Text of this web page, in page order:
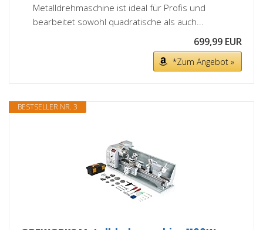
Metalldrehmaschine ist ideal für Profis und
bearbeitet sowohl quadratische als auch...
699,99 EUR
*Zum Angebot »
BESTSELLER NR. 3